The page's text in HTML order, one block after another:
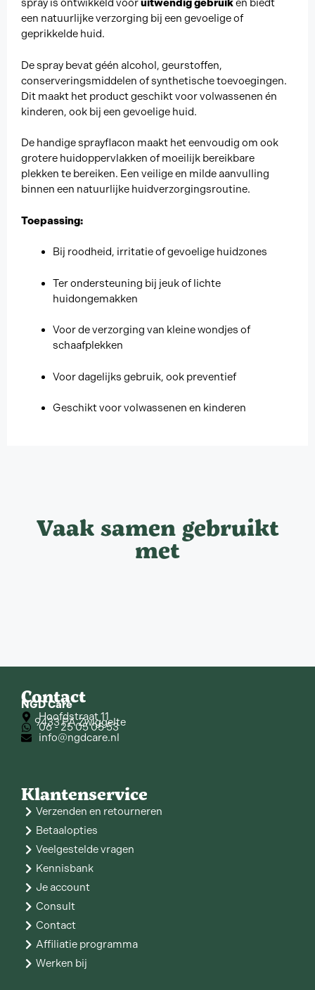
spray is ontwikkeld vooruitwendig gebruiken biedt
een natuurlijke verzorging bij een gevoelige of
geprikkelde huid.
De spray bevat géén alcohol, geurstoffen,
conserveringsmiddelen of synthetische toevoegingen.
Dit maakt het product geschikt voor volwassenen én
kinderen, ook bij een gevoelige huid.
De handige sprayflacon maakt het eenvoudig om ook
grotere huidoppervlakken of moeilijk bereikbare
plekken te bereiken. Een veilige en milde aanvulling
binnen een natuurlijke huidverzorgingsroutine.
Toepassing:
Bij roodheid, irritatie of gevoelige huidzones
Ter ondersteuning bij jeuk of lichte
huidongemakken
Voor de verzorging van kleine wondjes of
schaafplekken
Voor dagelijks gebruik, ook preventief
Geschikt voor volwassenen en kinderen
Vaak samen gebruikt
met
Contact
NGD Care
Hoofdstraat 11
9433 PA Zwiggelte
06 - 25 05 05 53
info@ngdcare.nl
Klantenservice
Verzenden en retourneren
Betaalopties
Veelgestelde vragen
Kennisbank
Je account
Consult
Contact
Affiliatie programma
Werken bij